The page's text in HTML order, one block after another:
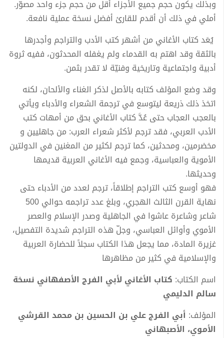
وبذلك يكون حجم جميع الأجزاء أقل من حجم جزء واحد مصوّر.
أملي في ذلك أن أقدم للقارئ أفضل نسخة عملية نافعة.
يُعَد كتاب الأغاني من أشهر كتب الأدب والتراجم وأجدرها
بالثقة وقد اهتم به القدماء ولم يغفله المحدثون، ففيه ثروة
أدبية واجتماعية وتاريخية وفنيّة لا تقدر بثمن.
وقد وضع المؤلف كتابه بالأصل لذكر الغناء والألحان، لكنه
اتخذ ذلك ذريعة ليتوسع في ترجمة الشعراء والأدباء ويأتي
بالعجب العجاب حتى عُدَّ كتاب الأغاني بحق من أمهات كتب
الأدب العربي، فقد ترجم لأكثر شعراء العرب: من جاهليين و
مخضرمين، ومحدثين، كما ترجم لكثير من المغنين في الدولتين
الأموية والعباسية، وجمع فيه الأغاني العربية قديمها
وحديثها.
فهو أوسع كتب التراجم إطلاقاً، ترجم لعدد من الأدباء حتى
نهاية القرن الثالث الهجري، وبلغ عدد تراجمه حوالي 500
شاعر وشاعرة عاشوا في الجاهلية وصدر الإسلام والعصر
الأموي وأوائل العباسي، وجلّ هذه التراجم شديدة التفصيل،
غزيرة المادة، مما يجعل هذا الكتاب سجلاً للحضارة العربية
والإسلامية في كثير من مظاهرها
اسم الكتاب: كتاب الأغاني لأبي الفرج الأصفهاني نسخة
سالم الدليمي
المؤلف: أبي الفرج علي بن الحسين بن محمد القرشي
الأموي، الأصبهاني